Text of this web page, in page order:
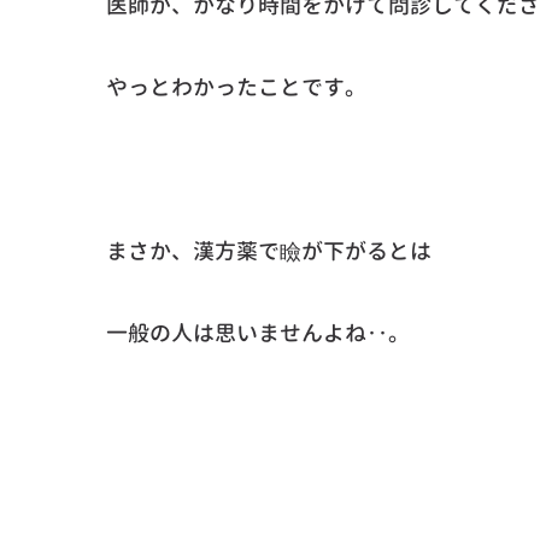
やっとわかったことです。
まさか、漢方薬で瞼が下がるとは
一般の人は思いませんよね‥。